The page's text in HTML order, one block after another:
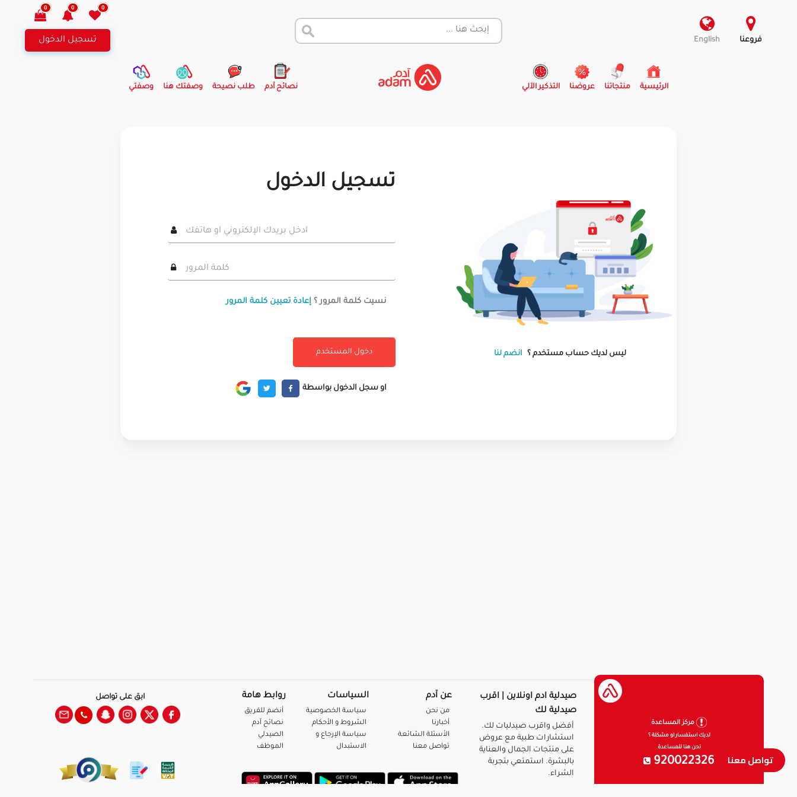
فروعنا English
0
0
0
تسجيل الدخول
الرئيسية
(current) منتجاتنا عروضنا التذكير الآلي نصائح آدم طلب نصيحة وصفتك هنا وصفتي
ليس لديك حساب مستخدم ؟ انضم لنا
تسجيل الدخول
نسيت كلمة المرور ؟ إعادة تعيين كلمة المرور
او سجل الدخول بواسطة
تواصل معنا
مركز المساعدة
لديك استفسار او مشكلة ؟
نحن هنا للمساعدة
920022326
صيدلية ادم اونلاين | اقرب
صيدلية لك
أفضل واقرب صيدليات لك.
استشارات طبية مع عروض
على منتجات الجمال والعناية
بالبشرة. استمتعي بتجربة
الشراء.
عن آدم
من نحن
أخبارنا
الأسئلة الشائعة
تواصل معنا
السياسات
سياسة الخصوصية
الشروط و الأحكام
سياسة الإرجاع و
الاستبدال
روابط هامة
أنضم للفريق
نصائح آدم
الصيدلي
الموظف
ابق على تواصل